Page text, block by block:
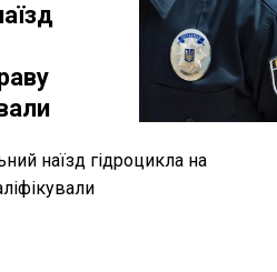
наїзд гідроцикла на